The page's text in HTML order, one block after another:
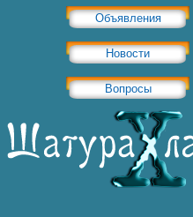
Объявления
Новости
Вопросы